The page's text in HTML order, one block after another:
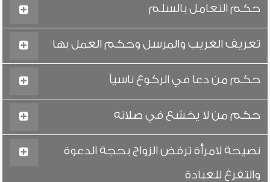
حكم التعامل بالسلم
تعريف الغريب والمرسل وحكم العمل بها
حكم من دعا في الركوع ناسياً
حكم من لا يخشع في صلاته
نصيحة لامرأة ترفض الزواج بحجة الدعوة
والتفرغ للعبادة